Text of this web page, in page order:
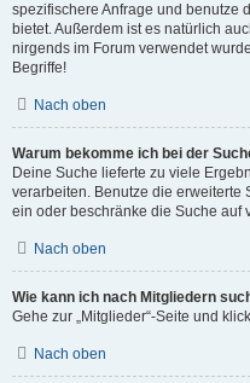
spezifischere Anfrage und benutze
bietet. Außerdem ist es natürlich
nirgends im Forum verwendet
Begriffe!
Nach oben
Warum bekomme ich bei der
Deine Suche lieferte zu viele
verarbeiten. Benutze die erweiterte
ein oder beschränke die Suche auf
Nach oben
Wie kann ich nach Mitgliedern
Gehe zur „Mitglieder“-Seite und
Nach oben